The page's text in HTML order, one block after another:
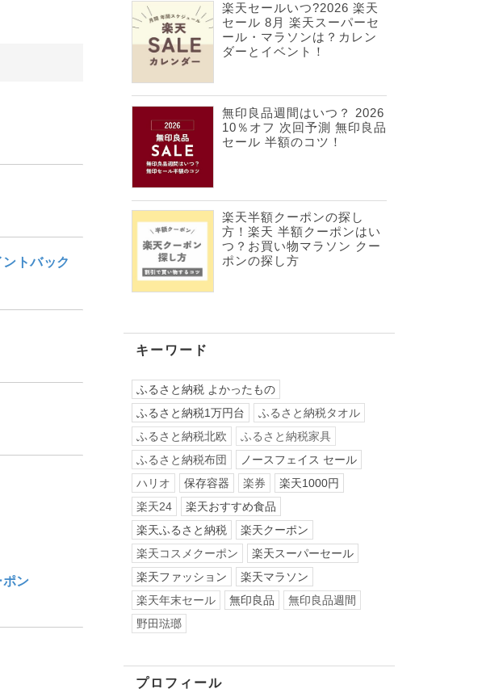
トバック
ン
楽天セールいつ?2026 楽天
セール 8月 楽天スーパーセ
ール・マラソンは？カレン
ダーとイベント！
無印良品週間はいつ？ 2026
10％オフ 次回予測 無印良品
セール 半額のコツ！
楽天半額クーポンの探し
方！楽天 半額クーポンはい
つ？お買い物マラソン クー
ポンの探し方
キーワード
ふるさと納税 よかったもの
ふるさと納税1万円台
ふるさと納税タオル
ふるさと納税北欧
ふるさと納税家具
ふるさと納税布団
ノースフェイス セール
ハリオ
保存容器 楽券
楽天1000円
楽天24
楽天おすすめ食品
楽天ふるさと納税
楽天クーポン
楽天コスメクーポン
楽天スーパーセール
楽天ファッション
楽天マラソン
楽天年末セール
無印良品
無印良品週間
野田琺瑯
プロフィール